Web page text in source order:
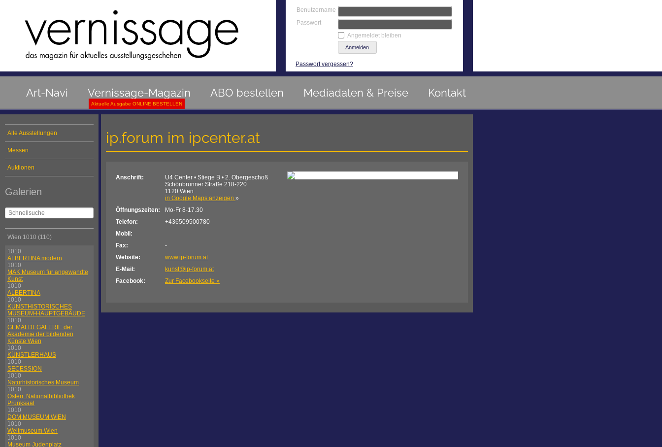
Benutzername
Passwort
Angemeldet bleiben
Passwort vergessen?
Art-Navi Vernissage-Magazin ABO bestellen Mediadaten & Preise Kontakt
Aktuelle Ausgabe ONLINE BESTELLEN
Alle Ausstellungen
Messen
Auktionen
Galerien
Wien 1010 (110)
1010
ALBERTINA modern
1010
MAK Museum für angewandte
Kunst
1010
ALBERTINA
1010
KUNSTHISTORISCHES
MUSEUM-HAUPTGEBÄUDE
1010
GEMÄLDEGALERIE der
Akademie der bildenden
Künste Wien
1010
KÜNSTLERHAUS
1010
SECESSION
1010
Naturhistorisches Museum
1010
Österr. Nationalbibliothek
Prunksaal
1010
DOM MUSEUM WIEN
1010
Weltmuseum Wien
1010
Museum Judenplatz
ip.forum im ipcenter.at
Anschrift:
U4 Center • Stiege B • 2. Obergeschoß
Schönbrunner Straße 218-220
1120 Wien
in Google Maps anzeigen »
Öffnungszeiten:
Mo-Fr 8-17.30
Telefon:
+436509500780
Mobil:
Fax:
-
Website:
www.ip-forum.at
E-Mail:
kunst@ip-forum.at
Facebook:
Zur Facebookseite »